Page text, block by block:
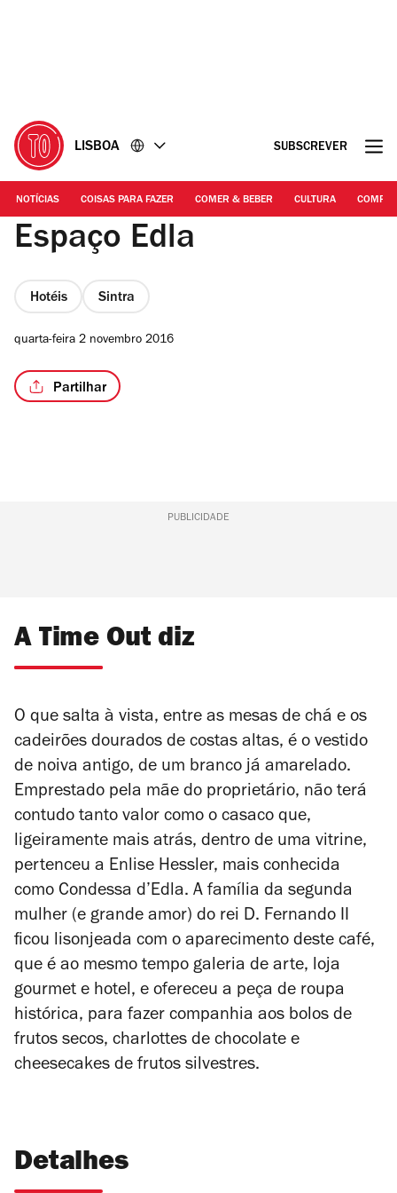
LISBOA SUBSCREVER
NOTÍCIAS COISAS PARA FAZER COMER & BEBER CULTURA
Espaço Edla
Hotéis Sintra
quarta-feira 2 novembro 2016
Partilhar
PUBLICIDADE
A Time Out diz
O que salta à vista, entre as mesas de chá e os
cadeirões dourados de costas altas, é o vestido
de noiva antigo, de um branco já amarelado.
Emprestado pela mãe do proprietário, não terá
contudo tanto valor como o casaco que,
ligeiramente mais atrás, dentro de uma vitrine,
pertenceu a Enlise Hessler, mais conhecida
como Condessa d’Edla. A família da segunda
mulher (e grande amor) do rei D. Fernando II
ficou lisonjeada com o aparecimento deste café,
que é ao mesmo tempo galeria de arte, loja
gourmet e hotel, e ofereceu a peça de roupa
histórica, para fazer companhia aos bolos de
frutos secos, charlottes de chocolate e
cheesecakes de frutos silvestres.
Detalhes